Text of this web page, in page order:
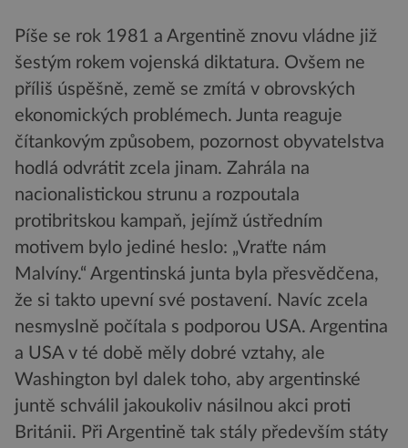
Píše se rok 1981 a Argentině znovu vládne již
šestým rokem vojenská diktatura. Ovšem ne
příliš úspěšně, země se zmítá v obrovských
ekonomických problémech. Junta reaguje
čítankovým způsobem, pozornost obyvatelstva
hodlá odvrátit zcela jinam. Zahrála na
nacionalistickou strunu a rozpoutala
protibritskou kampaň, jejímž ústředním
motivem bylo jediné heslo: „Vraťte nám
Malvíny.“ Argentinská junta byla přesvědčena,
že si takto upevní své postavení. Navíc zcela
nesmyslně počítala s podporou USA. Argentina
a USA v té době měly dobré vztahy, ale
Washington byl dalek toho, aby argentinské
juntě schválil jakoukoliv násilnou akci proti
Británii. Při Argentině tak stály především státy